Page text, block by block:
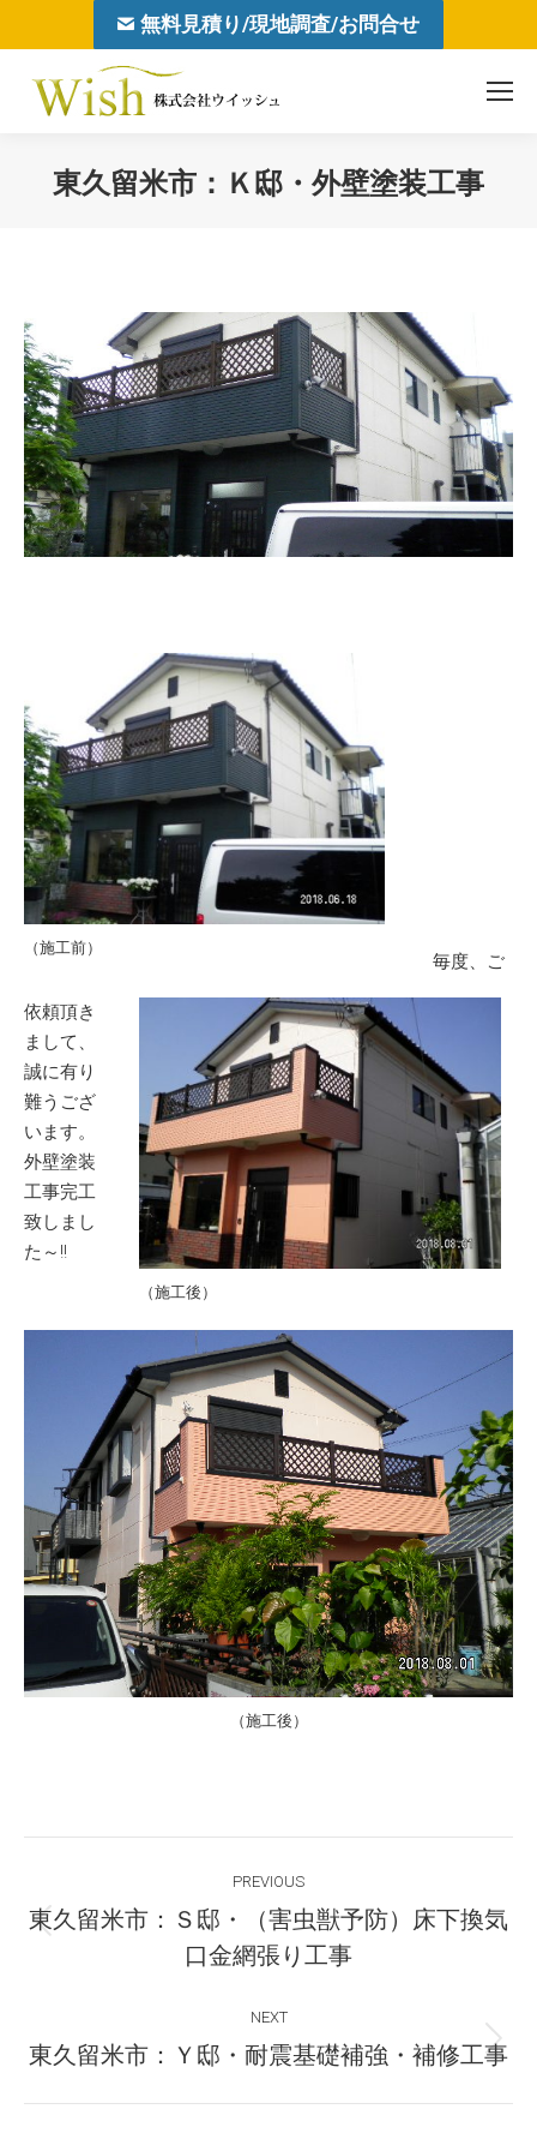
無料見積り/現地調査/お問合せ
東久留米市：Ｋ邸・外壁塗装工事
（施工前）
（施工後）
毎度、ご
依頼頂き
まして、
誠に有り
難うござ
います。
外壁塗装
工事完工
致しまし
た～!!
（施工後）
navigation
PREVIOUS
Previous
post:
東久留米市：Ｓ邸・（害虫獣予防）床下換気
口金網張り工事
NEXT
Next
東久留米市：Ｙ邸・耐震基礎補強・補修工事